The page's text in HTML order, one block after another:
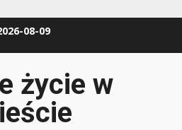
08-09
życie w